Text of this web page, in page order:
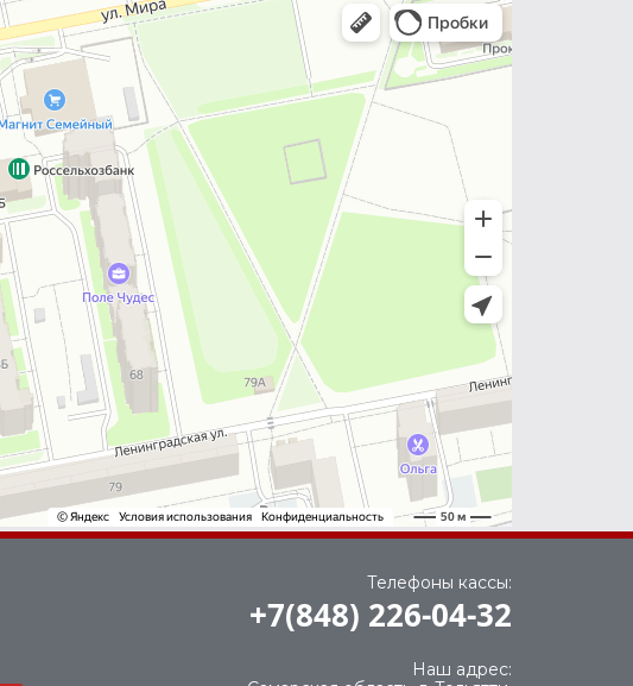
Телефоны кассы:
+7(848) 226-04-32
Наш адрес: